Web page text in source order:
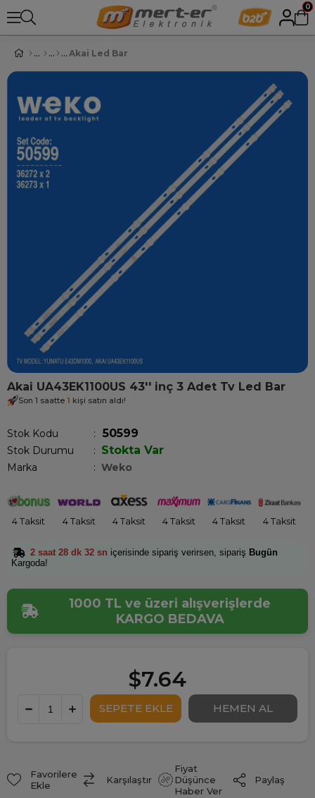
0
Akai Led Bar
Akai UA43EK1100US 43'' inç 3 Adet Tv Led Bar
Son 1 saatte 1 kişi satın aldı!
Stok Kodu 50599
Stok Durumu : Stokta Var
Marka : Weko
4 Taksit 4 Taksit 4 Taksit 4 Taksit 4 Taksit 4 Taksit
2 saat 28 dk 32 sn içerisinde sipariş verirsen, sipariş Bugün
Kargoda!
1000 TL ve üzeri alışverişlerde
KARGO BEDAVA
$7.64
Favorilere
Ekle
Karşılaştır
Fiyat
Düşünce
Haber Ver
Paylaş